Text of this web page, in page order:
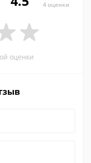
4 оценки
оценки